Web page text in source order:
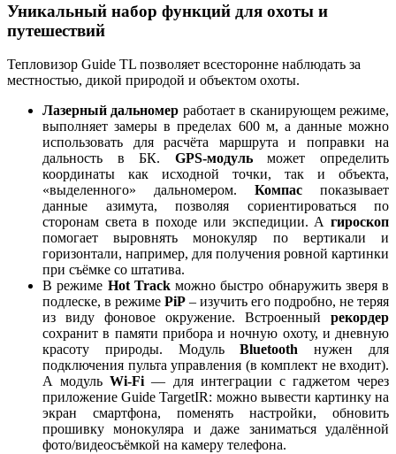
Уникальный набор функций для охоты и
путешествий
Тепловизор Guide TL позволяет всесторонне наблюдать за
местностью, дикой природой и объектом охоты.
Лазерный дальномер работает в сканирующем режиме,
выполняет замеры в пределах 600 м, а данные можно
использовать для расчёта маршрута и поправки на
дальность в БК. GPS-модульможет определить
координаты как исходной точки, так и объекта,
«выделенного» дальномером. Компас показывает
данные азимута, позволяя сориентироваться по
сторонам света в походе или экспедиции. А гироскоп
помогает выровнять монокуляр по вертикали и
горизонтали, например, для получения ровной картинки
при съёмке со штатива.
В режиме Hot Trackможно быстро обнаружить зверя в
подлеске, в режиме PiP – изучить его подробно, не теряя
из виду фоновое окружение. Встроенный рекордер
сохранит в памяти прибора и ночную охоту, и дневную
красоту природы. МодульBluetooth нужен для
подключения пульта управления (в комплект не входит).
А модульWi-Fi— для интеграции с гаджетом через
приложение Guide TargetIR: можно вывести картинку на
экран смартфона, поменять настройки, обновить
прошивку монокуляра и даже заниматься удалённой
фото/видеосъёмкой на камеру телефона.